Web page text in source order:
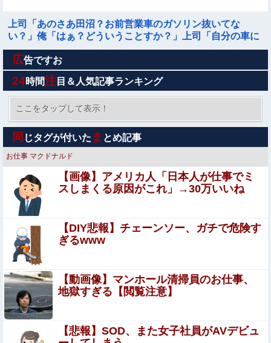
上司「あのさあ田沼？お前営業車のガソリン抜いてな
い？」俺「はぁ？どういうことすか？」上司「自分の車に
入れ替えたりしてない？？」⇒結果ｗｗ
【まとめ】ノンシュガー炭酸水、「カッコつけてるだけ」
と一刀両断→エッヂ民の飲み物論争が白熱ｗｗｗ他
【衝撃】風俗嬢「社畜と風俗嬢の比較がこちらです」←社
畜ブチギレｗｗｗｗｗｗｗｗwwww
【速報】日向坂46、18thシングル『イチャイチャ虫』の発
売が決定！！
【急展開】単身赴任先から帰宅したら妻の事故＆不倫が発
覚…離婚決意の理由がｗｗｗｗ
世耕議員、国会で審議・議決した予算を財務省が勝手に３
兆円動かしていると指摘・問題視
【衝撃】34歳ニート、『エロ漫画』で人生逆転
【画像あり】居酒屋「6人で長居して会計4939円！喋り
たいだけなら公園に行ってくれ（怒」
【画像】本田望結の妹、姉妹で並んだ姿が大変素晴らしい
と話題にw w w w w w w
広告ですお
24時間注 目＆人気記事ランキング
ここをタップして表示！
同 じタグが付いた ま とめ記事
お仕事 マクドナルド
【画像】アメリカ人「日本人が仕事でミ
スしまくる原因がこれ」→30万いいね
【DIY悲報】チェーンソー、ガチで危険す
ぎるwww
【動画像】マンホール清掃員のお仕事、
地獄すぎる【閲覧注意】
【悲報】SOD、また女子社員がAVデビュ